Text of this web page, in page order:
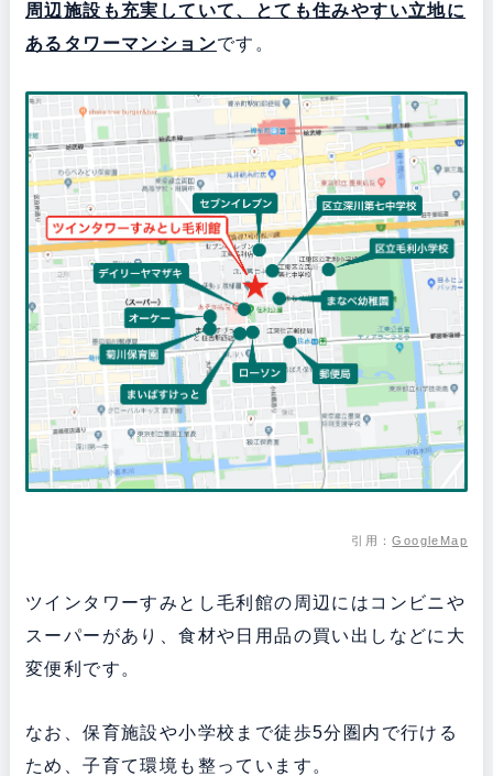
周辺施設も充実していて、とても住みやすい立地に
あるタワーマンションです。
引用：GoogleMap
ツインタワーすみとし毛利館の周辺にはコンビニや
スーパーがあり、食材や日用品の買い出しなどに大
変便利です。
なお、保育施設や小学校まで徒歩5分圏内で行ける
ため、子育て環境も整っています。